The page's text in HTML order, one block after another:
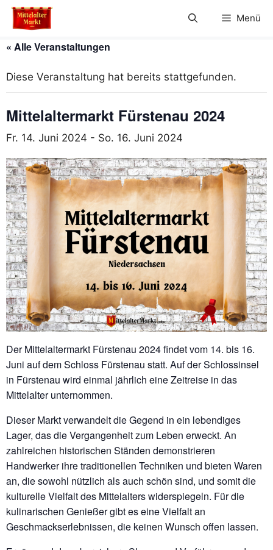
Zum
Inhalt
Menü
« Alle Veranstaltungen
Diese Veranstaltung hat bereits stattgefunden.
Mittelaltermarkt Fürstenau 2024
Fr. 14. Juni 2024 - So. 16. Juni 2024
Der Mittelaltermarkt Fürstenau 2024 findet vom 14. bis 16.
Juni auf dem Schloss Fürstenau statt. Auf der Schlossinsel
in Fürstenau wird einmal jährlich eine Zeitreise in das
Mittelalter unternommen.
Dieser Markt verwandelt die Gegend in ein lebendiges
Lager, das die Vergangenheit zum Leben erweckt. An
zahlreichen historischen Ständen demonstrieren
Handwerker ihre traditionellen Techniken und bieten Waren
an, die sowohl nützlich als auch schön sind, und somit die
kulturelle Vielfalt des Mittelalters widerspiegeln. Für die
kulinarischen Genießer gibt es eine Vielfalt an
Geschmackserlebnissen, die keinen Wunsch offen lassen.